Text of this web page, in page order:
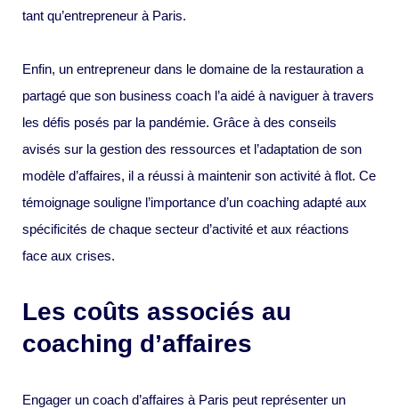
tant qu’entrepreneur à Paris.
Enfin, un entrepreneur dans le domaine de la restauration a
partagé que son business coach l’a aidé à naviguer à travers
les défis posés par la pandémie. Grâce à des conseils
avisés sur la gestion des ressources et l’adaptation de son
modèle d’affaires, il a réussi à maintenir son activité à flot. Ce
témoignage souligne l’importance d’un coaching adapté aux
spécificités de chaque secteur d’activité et aux réactions
face aux crises.
Les coûts associés au
coaching d’affaires
Engager un coach d’affaires à Paris peut représenter un